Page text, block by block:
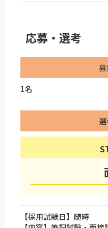
応募・選考
1名
【採用試験日】随時